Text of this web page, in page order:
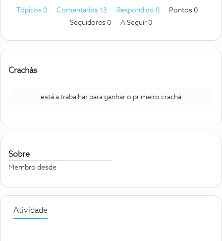
Tópicos 0 Comentários 13 Respondido 0
Pontos 0
Seguidores 0 A Seguir 0
Crachás
está a trabalhar para ganhar o primeiro crachá
Sobre
Membro desde
Atividade